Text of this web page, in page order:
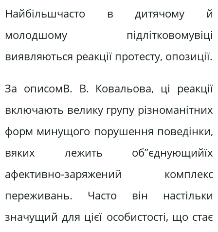
Найбільшчасто в дитячому й
молодшому підлітковомувіці
виявляються реакції протесту, опозиції.
За описомВ. В. Ковальова, ці реакції
включають велику групу різноманітних
форм минущого порушення поведінки,
вяких лежить об”єднующийїх
афективно-заряжений комплекс
переживань. Часто він настільки
значущий для цієї особистості, що стає